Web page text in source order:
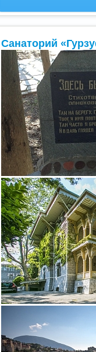
Санаторий